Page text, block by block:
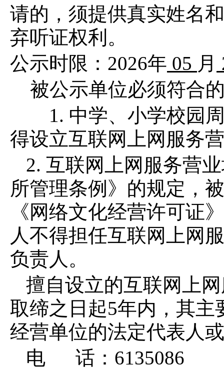
请的，须提供真实姓名
弃听证权利。
公示时限： 2026年 05 月
被公示单位必须符合
1. 中学、小学校园
得设立互联网上网服务
2. 互联网上网服务营
所管理条例》的规定，
《网络文化经营许可证
人不得担任互联网上网
负责人。
擅自设立的互联网上
取缔之日起5年内，其主
经营单位的法定代表人
电
话： 6135086